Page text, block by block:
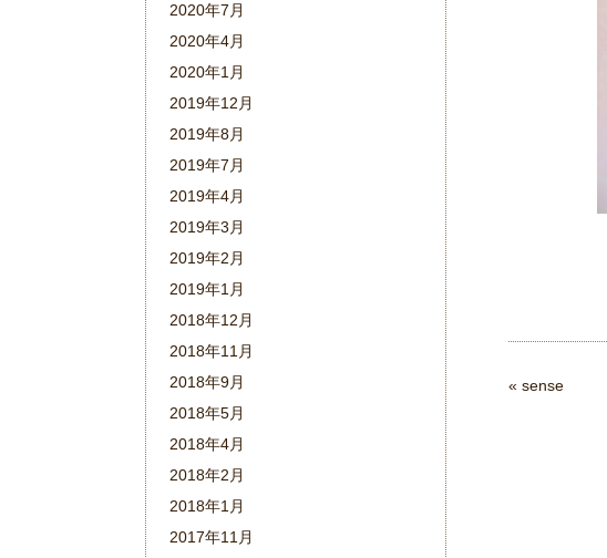
2020年7月
2020年4月
2020年1月
2019年12月
2019年8月
2019年7月
2019年4月
2019年3月
2019年2月
2019年1月
2018年12月
2018年11月
2018年9月
2018年5月
2018年4月
2018年2月
2018年1月
2017年11月
« sense